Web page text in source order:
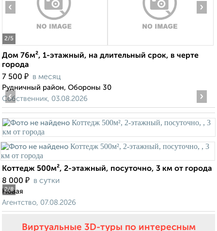
2/5
‹ ›
Дом 76м², 1-этажный, на длительный срок, в черте
города
7 500 ₽ в месяц
Рудничный район, Обороны 30
Собственник, 03.08.2026
2/8
‹ ›
Коттедж 500м², 2-этажный, посуточно, 3 км от города
8 000 ₽ в сутки
Новая
Агентство, 07.08.2026
Виртуальные 3D-туры по интересным